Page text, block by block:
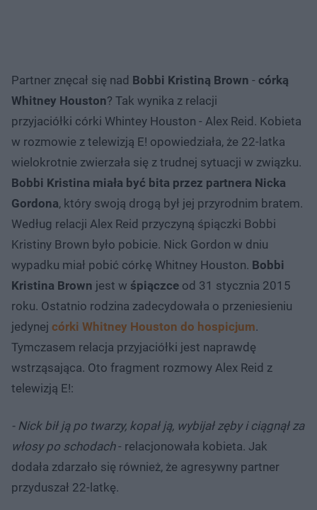
Partner znęcał się nad Bobbi Kristiną Brown - córką
Whitney Houston? Tak wynika z relacji
przyjaciółki córki Whintey Houston - Alex Reid. Kobieta
w rozmowie z telewizją E! opowiedziała, że 22-latka
wielokrotnie zwierzała się z trudnej sytuacji w związku.
Bobbi Kristina miała być bita przez partnera Nicka
Gordona, który swoją drogą był jej przyrodnim bratem.
Według relacji Alex Reid przyczyną śpiączki Bobbi
Kristiny Brown było pobicie. Nick Gordon w dniu
wypadku miał pobić córkę Whitney Houston. Bobbi
Kristina Brown jest w śpiączce od 31 stycznia 2015
roku. Ostatnio rodzina zadecydowała o przeniesieniu
jedynej córki Whitney Houston do hospicjum.
Tymczasem relacja przyjaciółki jest naprawdę
wstrząsająca. Oto fragment rozmowy Alex Reid z
telewizją E!:
- Nick bił ją po twarzy, kopał ją, wybijał zęby i ciągnął za
włosy po schodach- relacjonowała kobieta. Jak
dodała zdarzało się również, że agresywny partner
przyduszał 22-latkę.